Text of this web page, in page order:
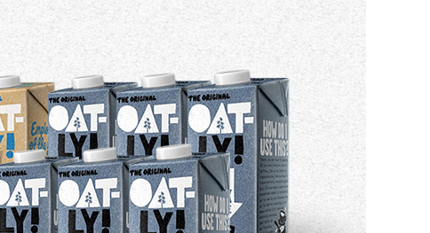
6 슈가시럽
8 크림치즈
9 쿠키파우더
10 리치스 올리브
1 그래놀라